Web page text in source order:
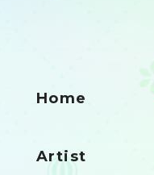
Home
Artist